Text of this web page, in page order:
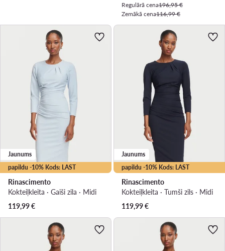
Regulārā cena196,95 €
Zemākā cena116,99 €
papildu -10% Kods: LAST
Jaunums
Rinascimento
Kokteiļkleita · Gaiši zila · Midi
119,99€
papildu -10% Kods: LAST
Jaunums
Rinascimento
Kokteiļkleita · Tumši zils · Midi
119,99€